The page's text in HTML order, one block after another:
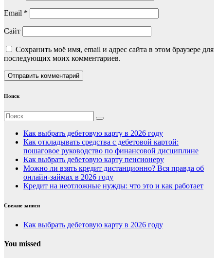
Email *
Сайт
Сохранить моё имя, email и адрес сайта в этом браузере для
последующих моих комментариев.
Поиск
Как выбрать дебетовую карту в 2026 году
Как откладывать средства с дебетовой картой:
пошаговое руководство по финансовой дисциплине
Как выбрать дебетовую карту пенсионеру
Можно ли взять кредит дистанционно? Вся правда об
онлайн-займах в 2026 году
Кредит на неотложные нужды: что это и как работает
Свежие записи
Как выбрать дебетовую карту в 2026 году
You missed